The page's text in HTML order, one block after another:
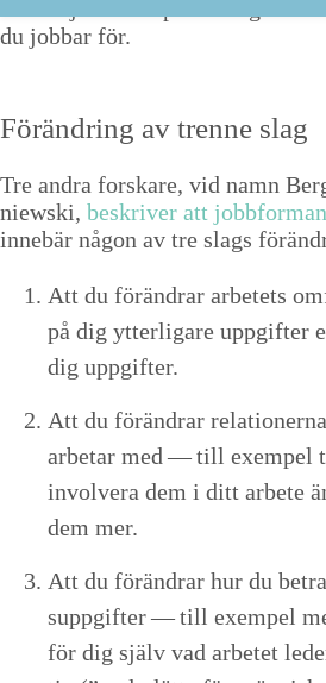
du job­bar för.
Förän­dring av trenne slag
Tre andra forskare, vid namn
niews­ki, beskriv­er att
innebär någon av tre slags
Att du förän­drar arbetets
på dig ytterli­gare uppgifter
dig uppgifter.
Att du förän­drar
arbe­tar med — till exem­pel
involvera dem i ditt arbete
dem mer.
Att du förän­drar hur du
suppgifter — till exem­pel
för dig själv vad arbetet